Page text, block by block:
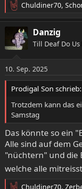
R
e
a
t
n
e
n
Chuldiner70,
Danzig
Till Deaf Do Us
10. Sep. 2025
Prodigal Son schrieb:
Trotzdem kann das
Samstag
Das könnte so ein
Alle sind auf dem
"nüchtern" und die
welche alle mitreisst
Chuldiner70,